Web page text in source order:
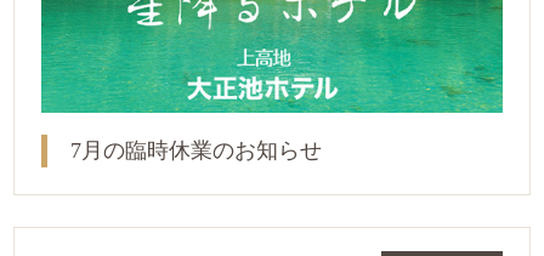
7月の臨時休業のお知らせ